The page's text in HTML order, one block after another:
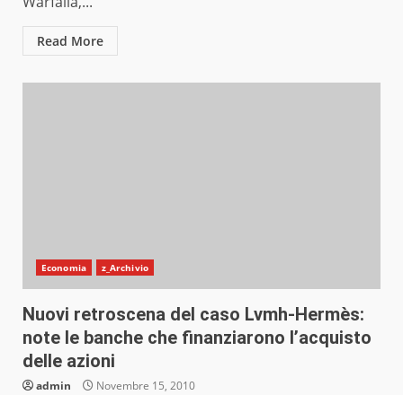
Read More
Economia z_Archivio
Nuovi retroscena del caso Lvmh-Hermès:
note le banche che finanziarono l’acquisto
delle azioni
admin Novembre 15, 2010